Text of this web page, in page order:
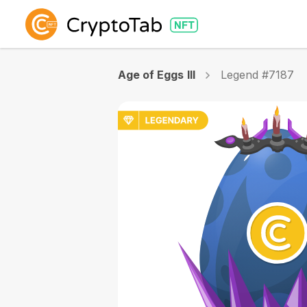
Age of Eggs III Legend #7187